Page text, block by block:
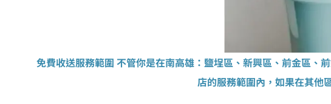
免費收送服務範圍 不管你是在南高雄：鹽埕區、新興區、前金區
店的服務範圍內，如果在其他